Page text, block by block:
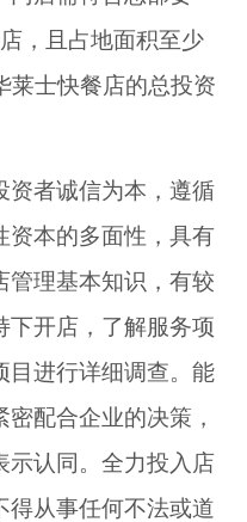
，且占地面积至少
莱士快餐店的总投资
者诚信为本，遵循
资本的多面性，具有
管理基本知识，有较
下开店，了解服务项
目进行详细调查。能
配合企业的决策，
示认同。全力投入店
得从事任何不法或道